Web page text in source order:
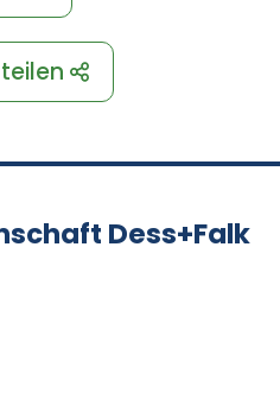
Dess+Falk